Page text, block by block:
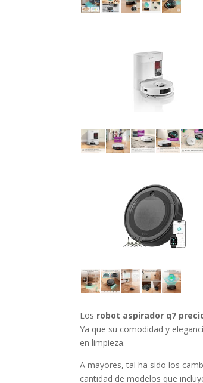
Los robot aspirador q7
Ya que su comodidad y
en limpieza.
A mayores, tal ha sido los
cantidad de modelos que